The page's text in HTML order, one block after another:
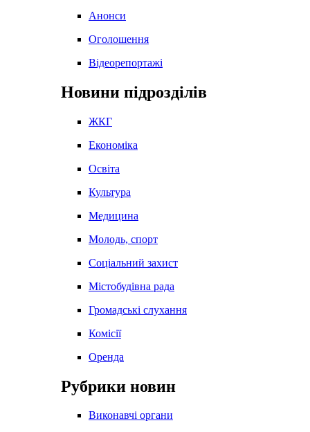
Анонси
Оголошення
Відеорепортажі
Новини підрозділів
ЖКГ
Економіка
Освіта
Культура
Медицина
Молодь, спорт
Соціальний захист
Містобудівна рада
Громадські слухання
Комісії
Оренда
Рубрики новин
Виконавчі органи